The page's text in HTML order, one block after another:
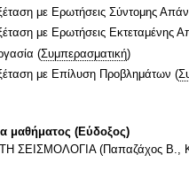
με Ερωτήσεις Σύντομης
με Ερωτήσεις Εκτεταμένης
(Συμπερασματική)
με Επίλυση Προβλημάτων (
μαθήματος (Εύδοξος)
ΣΕΙΣΜΟΛΟΓΙΑ (Παπαζάχος Β.,